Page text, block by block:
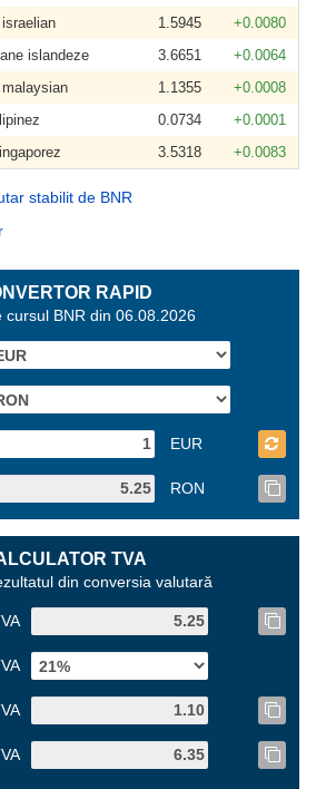
1.5945
+0.0080
islandeze 3.6651
+0.0064
1.1355
+0.0008
0.0734
+0.0001
3.5318 +0.0083
stabilit de BNR
RAPID
cursul BNR din 06.08.2026
EUR
RON
TVA
din conversia valutară